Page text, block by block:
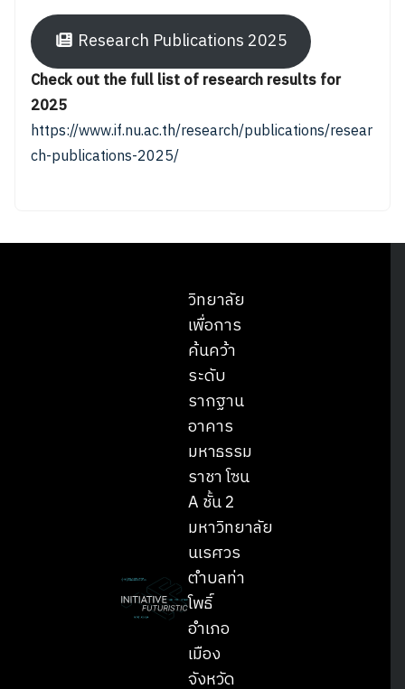
Research Publications 2025
Check out the full list of research results for
2025
https://www.if.nu.ac.th/research/publications/resear
ch-publications-2025/
วิทยาลัย
เพื่อการ
ค้นคว้า
ระดับ
รากฐาน
อาคาร
มหาธรรม
ราชา โซน
A ชั้น 2
มหาวิทยาลัย
นเรศวร
ตำบลท่า
โพธิ์
อำเภอ
เมือง
จังหวัด